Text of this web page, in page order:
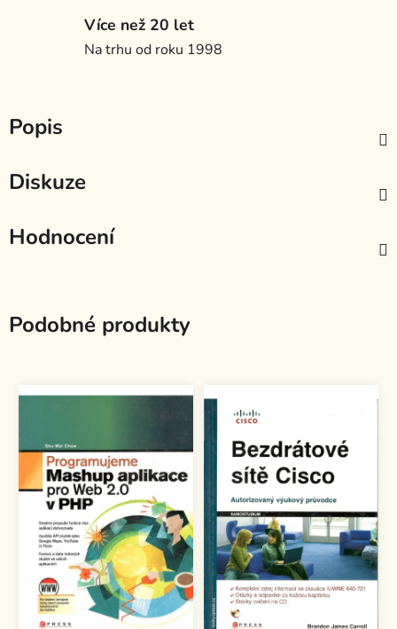
Více než 20 let
Na trhu od roku 1998
Popis
Diskuze
Hodnocení
Podobné produkty